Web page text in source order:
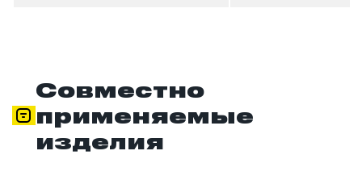
Совместно
применяемые
изделия